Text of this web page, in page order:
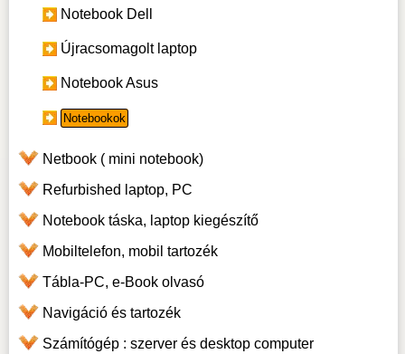
Notebook Dell
Újracsomagolt laptop
Notebook Asus
Notebookok
Netbook ( mini notebook)
Refurbished laptop, PC
Notebook táska, laptop kiegészítő
Mobiltelefon, mobil tartozék
Tábla-PC, e-Book olvasó
Navigáció és tartozék
Számítógép : szerver és desktop computer